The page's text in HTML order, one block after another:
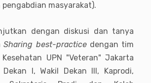
masyarakat).
dengan diskusi dan tanya
Sharing best-practice dengan tim
UPN "Veteran" Jakarta
Dekan I, Wakil Dekan III, Kaprodi,